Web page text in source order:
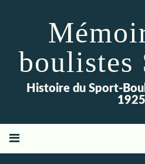
boulistes
Histoire du Sport-
1925